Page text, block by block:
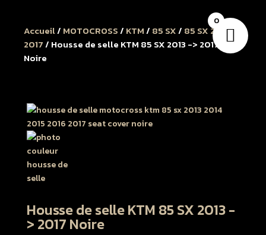
Accueil/ MOTOCROSS/ KTM/ 85 SX/ 85 SX 2013 à
2017/ Housse de selle KTM 85 SX 2013 -> 2017
Noire
Housse de selle KTM 85 SX 2013 -
> 2017 Noire
0